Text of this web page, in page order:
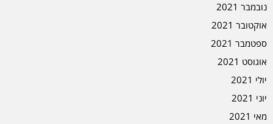
נובמבר 2021
אוקטובר 2021
ספטמבר 2021
אוגוסט 2021
יולי 2021
יוני 2021
מאי 2021